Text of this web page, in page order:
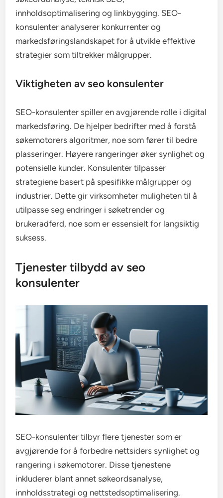
innholdsoptimalisering og linkbygging. SEO-
konsulenter analyserer konkurrenter og
markedsføringslandskapet for å utvikle effektive
strategier som tiltrekker målgrupper.
Viktigheten av seo konsulenter
SEO-konsulenter spiller en avgjørende rolle i digital
markedsføring. De hjelper bedrifter med å forstå
søkemotorers algoritmer, noe som fører til bedre
plasseringer. Høyere rangeringer øker synlighet og
potensielle kunder. Konsulenter tilpasser
strategiene basert på spesifikke målgrupper og
industrier. Dette gir virksomheter muligheten til å
utilpasse seg endringer i søketrender og
brukeradferd, noe som er essensielt for langsiktig
suksess.
Tjenester tilbydd av seo
konsulenter
SEO-konsulenter tilbyr flere tjenester som er
avgjørende for å forbedre nettsiders synlighet og
rangering i søkemotorer. Disse tjenestene
inkluderer blant annet søkeordsanalyse,
innholdsstrategi og nettstedsoptimalisering.